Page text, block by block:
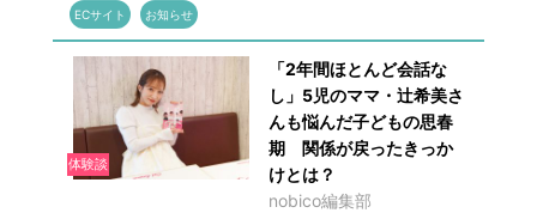
ECサイト お知らせ
体験談
「2年間ほとんど会話な
し」5児のママ・辻希美さ
んも悩んだ子どもの思春
期 関係が戻ったきっか
けとは？
nobico編集部